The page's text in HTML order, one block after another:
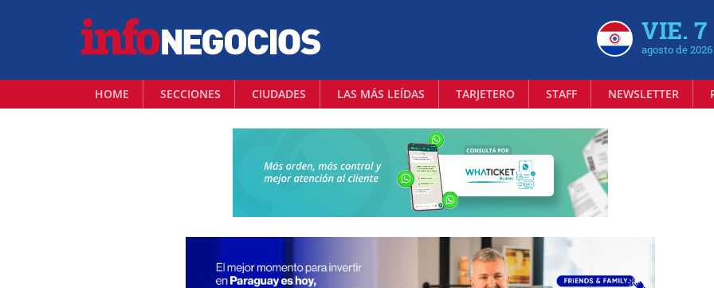
VIE. 7
agosto de 2026
HOME SECCIONES CIUDADES LAS MÁS LEÍDAS TARJETERO STAFF NEWSLETTER